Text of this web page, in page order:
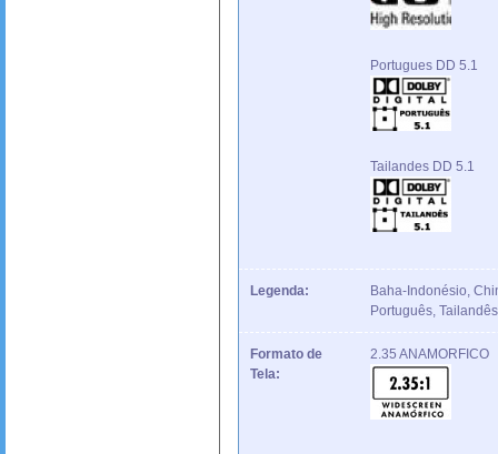
Portugues DD 5.1
Tailandes DD 5.1
Legenda:
Baha-Indonésio,
Português, Tailandês
Formato de
Tela:
2.35 ANAMORFICO